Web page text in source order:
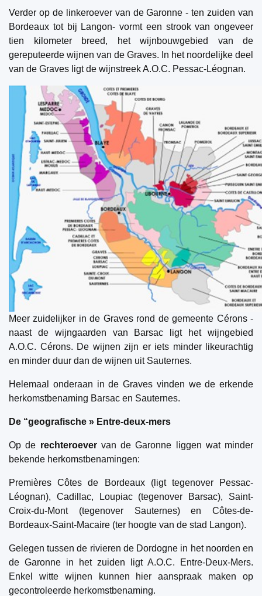
Verder op de linkeroever van de Garonne - ten zuiden van
Bordeaux tot bij Langon- vormt een strook van ongeveer
tien kilometer breed, het wijnbouwgebied van de
gereputeerde wijnen van de Graves. In het noordelijke deel
van de Graves ligt de wijnstreek A.O.C. Pessac-Léognan.
Meer zuidelijker in de Graves rond de gemeente Cérons -
naast de wijngaarden van Barsac ligt het wijngebied
A.O.C. Cérons. De wijnen zijn er iets minder likeurachtig
en minder duur dan de wijnen uit Sauternes.
Helemaal onderaan in de Graves vinden we de erkende
herkomstbenaming Barsac en Sauternes.
De “geografische » Entre-deux-mers
Op de rechteroevervan de Garonne liggen wat minder
bekende herkomstbenamingen:
Premières Côtes de Bordeaux (ligt tegenover Pessac-
Léognan), Cadillac, Loupiac (tegenover Barsac), Saint-
Croix-du-Mont (tegenover Sauternes) en Côtes-de-
Bordeaux-Saint-Macaire (ter hoogte van de stad Langon).
Gelegen tussen de rivieren de Dordogne in het noorden en
de Garonne in het zuiden ligt A.O.C. Entre-Deux-Mers.
Enkel witte wijnen kunnen hier aanspraak maken op
gecontroleerde herkomstbenaming.